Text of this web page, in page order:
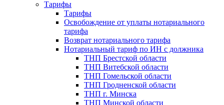
Тарифы
Тарифы
Освобождение от уплаты нотариального
тарифа
Возврат нотариального тарифа
Нотариальный тариф по ИН с должника
ТНП Брестской области
ТНП Витебской области
ТНП Гомельской области
ТНП Гродненской области
ТНП г. Минска
ТНП Минской области